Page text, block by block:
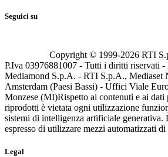
Seguici su
Copyright © 1999-2026 RTI
P.Iva 03976881007 - Tutti i diritti riservati -
Mediamond S.p.A. - RTI S.p.A., Mediaset
Amsterdam (Paesi Bassi) - Uffici Viale
Monzese (MI)Rispetto ai contenuti e ai dati
riprodotti è vietata ogni utilizzazione
sistemi di intelligenza artificiale generativa.
espresso di utilizzare mezzi automatizzati di
Legal